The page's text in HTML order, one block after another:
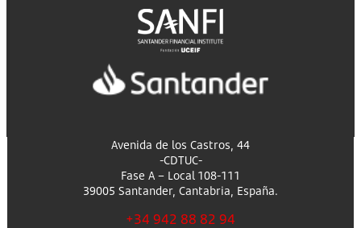
Avenida de los Castros, 44
-CDTUC-
Fase A – Local 108-111
39005 Santander, Cantabria, España.
+34 942 88 82 94